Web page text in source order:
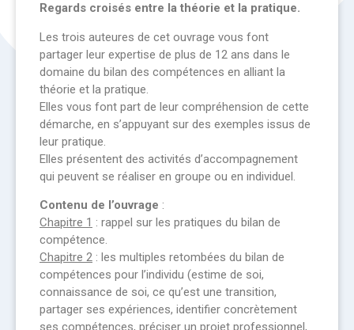
Regards croisés entre la théorie et la pratique.
Les trois auteures de cet ouvrage vous font
partager leur expertise de plus de 12 ans dans le
domaine du bilan des compétences en alliant la
théorie et la pratique.
Elles vous font part de leur compréhension de cette
démarche, en s’appuyant sur des exemples issus de
leur pratique.
Elles présentent des activités d’accompagnement
qui peuvent se réaliser en groupe ou en individuel.
Contenu de l’ouvrage :
Chapitre 1 : rappel sur les pratiques du bilan de
compétence.
Chapitre 2 : les multiples retombées du bilan de
compétences pour l’individu (estime de soi,
connaissance de soi, ce qu’est une transition,
partager ses expériences, identifier concrètement
ses compétences, préciser un projet professionnel,